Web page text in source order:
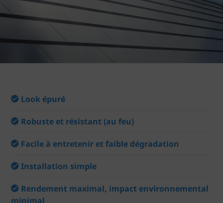
Look épuré
Robuste et résistant (au feu)
Facile à entretenir et faible dégradation
Installation simple
Rendement maximal, impact environnemental
minimal